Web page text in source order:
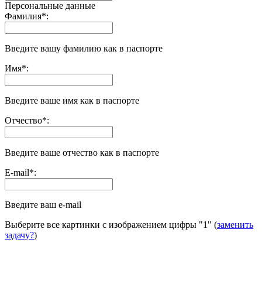
Персональные данные
Фамилия*:
Введите вашу фамилию как в паспорте
Имя*:
Введите ваше имя как в паспорте
Отчество*:
Введите ваше отчество как в паспорте
E-mail*:
Введите ваш e-mail
Выберите все картинки с изображением цифры "1" (заменить
задачу?)